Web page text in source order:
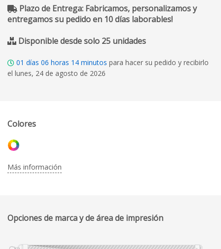
Plazo de Entrega: Fabricamos, personalizamos y
entregamos su pedido en 10 días laborables!
Disponible desde solo 25 unidades
01 días 06 horas 14 minutos para hacer su pedido y recibirlo
el lunes, 24 de agosto de 2026
Colores
Más información
Opciones de marca y de área de impresión